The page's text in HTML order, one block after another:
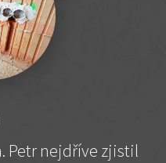
Petr nejdříve zjistil